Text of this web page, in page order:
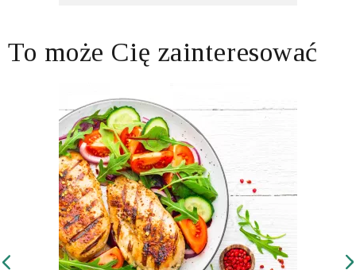
To może Cię zainteresować